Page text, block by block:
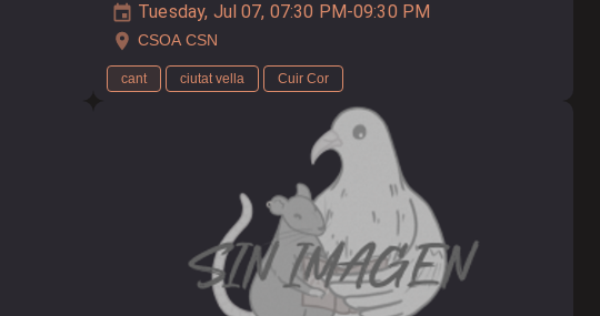
Tuesday, Jul 07, 07:30 PM-09:30 PM
CSOA CSN
cant ciutat vella Cuir Cor